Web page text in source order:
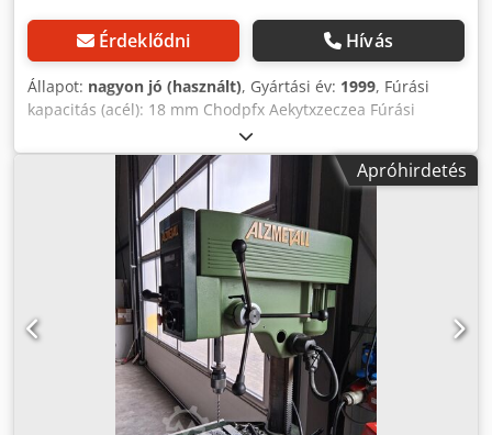
Érdeklődni Hívás
Állapot: nagyon jó (használt), Gyártási év: 1999, Fúrási
kapacitás (acél): 18 mm Chodpfx Aekytxzeczea Fúrási
kapacitás (öntött): 23 mm Fúrási kapacitás (acél): M14 mm
Orsó rögzítése: MK 2 Orsó löket: 100 mm Hosszabbítás: 250
mm Oszlop átmérő: 90 mm Teljesítmény: 0,55 kW orsó
fordulatszáma: 125 - 2400 rpm / 225 - 4300 rpm
Apróhirdetés